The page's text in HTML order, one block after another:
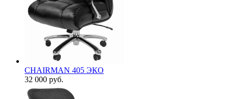
CHAIRMAN 405 ЭКО
32 000 руб.